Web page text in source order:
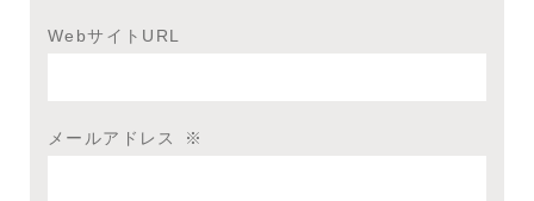
WebサイトURL
メールアドレス ※